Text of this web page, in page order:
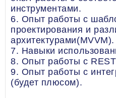
инструментами.
6. Опыт работы с
проектирования и
архитектурами(MVVM).
7. Навыки
8. Опыт работы с
9. Опыт работы с
(будет плюсом).